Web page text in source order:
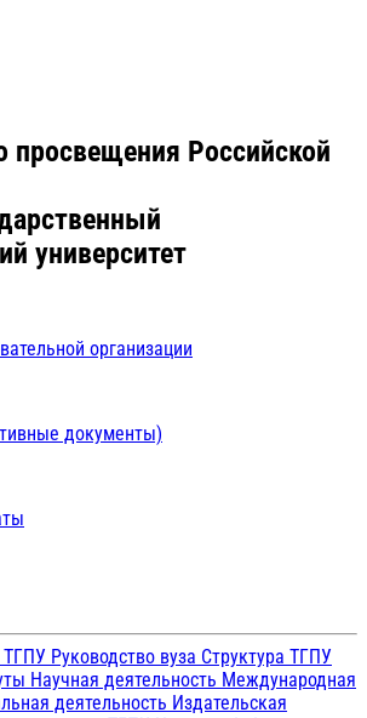
просвещения Российской
университет
организации
документы)
ТГПУ Руководство вуза Структура ТГПУ
Научная деятельность Международная
деятельность Издательская